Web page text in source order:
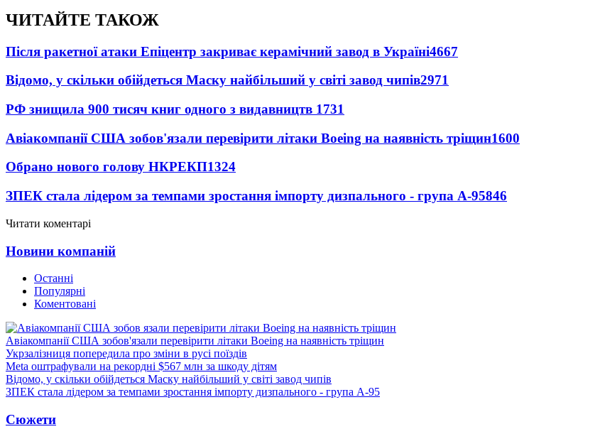
ЧИТАЙТЕ ТАКОЖ
Після ракетної атаки Епіцентр закриває керамічний завод в Україні4667
Відомо, у скільки обійдеться Маску найбільший у світі завод чипів2971
РФ знищила 900 тисяч книг одного з видавництв 1731
Авіакомпанії США зобов'язали перевірити літаки Boeing на наявність тріщин1600
Обрано нового голову НКРЕКП1324
ЗПЕК стала лідером за темпами зростання імпорту дизпального - група А-95846
Читати коментарі
Новини компаній
Останні
Популярні
Коментовані
Авіакомпанії США зобов'язали перевірити літаки Boeing на наявність тріщин
Укрзалізниця попередила про зміни в русі поїздів
Meta оштрафували на рекордні $567 млн за шкоду дітям
Відомо, у скільки обійдеться Маску найбільший у світі завод чипів
ЗПЕК стала лідером за темпами зростання імпорту дизпального - група А-95
Сюжети